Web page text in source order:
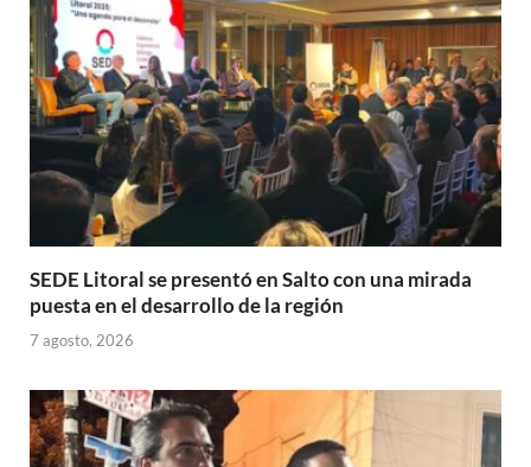
p k
r
SEDE Litoral se presentó en Salto con una mirada
puesta en el desarrollo de la región
7 agosto, 2026